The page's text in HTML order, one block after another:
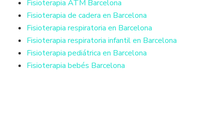
Fisioterapia ATM Barcelona
Fisioterapia de cadera en Barcelona
Fisioterapia respiratoria en Barcelona
Fisioterapia respiratoria infantil en Barcelona
Fisioterapia pediátrica en Barcelona
Fisioterapia bebés Barcelona